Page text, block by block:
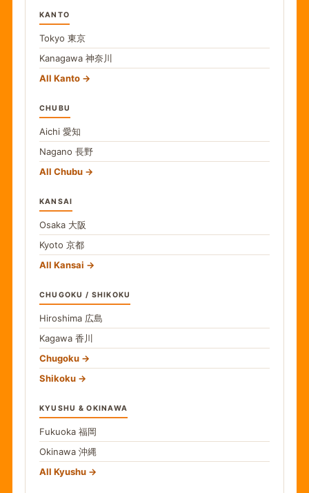
KANTO
Tokyo 東京
Kanagawa 神奈川
All Kanto
CHUBU
Aichi 愛知
Nagano 長野
All Chubu
KANSAI
Osaka 大阪
Kyoto 京都
All Kansai
CHUGOKU / SHIKOKU
Hiroshima 広島
Kagawa 香川
Chugoku
Shikoku
KYUSHU & OKINAWA
Fukuoka 福岡
Okinawa 沖縄
All Kyushu